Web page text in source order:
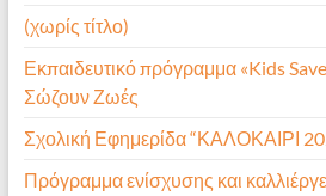
(χωρίς τίτλο)
Εκπαιδευτικό πρόγραμμα «Kids
Σώζουν Ζωές
Σχολική Εφημερίδα “ΚΑΛΟΚΑΙΡΙ
Πρόγραμμα ενίσχυσης και